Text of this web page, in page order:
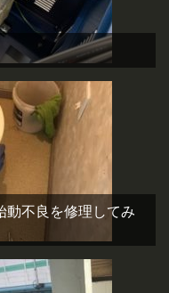
動不良を修理してみ